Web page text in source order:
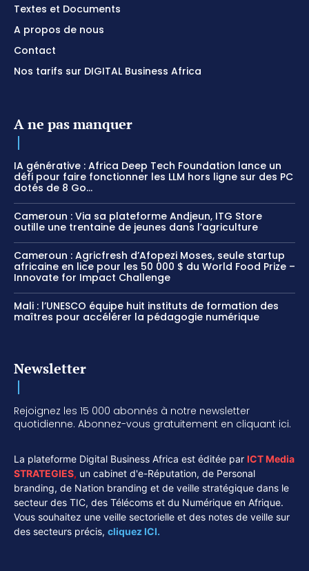
Textes et Documents
A propos de nous
Contact
Nos tarifs sur DIGITAL Business Africa
A ne pas manquer
IA générative : Africa Deep Tech Foundation lance un
défi pour faire fonctionner les LLM hors ligne sur des PC
dotés de 8 Go...
Cameroun : Via sa plateforme Andjeun, ITG Store
outille une trentaine de jeunes dans l’agriculture
Cameroun : Agricfresh d’Afopezi Moses, seule startup
africaine en lice pour les 50 000 $ du World Food Prize –
Innovate for Impact Challenge
Mali : l’UNESCO équipe huit instituts de formation des
maîtres pour accélérer la pédagogie numérique
Newsletter
Rejoignez les 15 000 abonnés à notre newsletter
quotidienne. Abonnez-vous gratuitement en cliquant ici.
La plateforme Digital Business Africa est éditée par ICT Media
STRATEGIES, un cabinet d'e-Réputation, de Personal
branding, de Nation branding et de veille stratégique dans le
secteur des TIC, des Télécoms et du Numérique en Afrique.
Vous souhaitez une veille sectorielle et des notes de veille sur
des secteurs précis, cliquez ICI.